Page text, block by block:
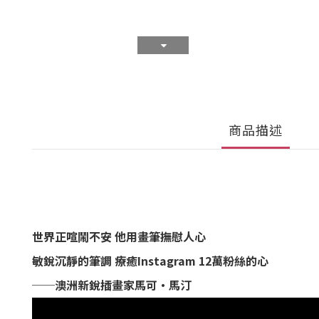
商品描述
世界正喧鬧不安 他用畫筆撫慰人心
敏銳沉靜的筆調 療癒Instagram 12萬粉絲的心
──澳洲新銳插畫家馬可‧馬汀